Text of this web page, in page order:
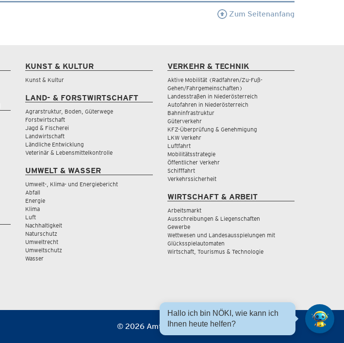
Zum Seitenanfang
KUNST & KULTUR
Kunst & Kultur
LAND- & FORSTWIRTSCHAFT
Agrarstruktur, Boden, Güterwege
Forstwirtschaft
Jagd & Fischerei
Landwirtschaft
Ländliche Entwicklung
Veterinär & Lebensmittelkontrolle
UMWELT & WASSER
Umwelt-, Klima- und Energiebericht
Abfall
Energie
Klima
Luft
Nachhaltigkeit
Naturschutz
Umweltrecht
Umweltschutz
Wasser
VERKEHR & TECHNIK
Aktive Mobilität (Radfahren/Zu-Fuß-
Gehen/Fahrgemeinschaften)
Landesstraßen in Niederösterreich
Autofahren in Niederösterreich
Bahninfrastruktur
Güterverkehr
KFZ-Überprüfung & Genehmigung
LKW Verkehr
Luftfahrt
Mobilitätsstrategie
Öffentlicher Verkehr
Schifffahrt
Verkehrssicherheit
WIRTSCHAFT & ARBEIT
Arbeitsmarkt
Ausschreibungen & Liegenschaften
Gewerbe
Wettwesen und Landesausspielungen mit
Glücksspielautomaten
Wirtschaft, Tourismus & Technologie
© 2026 Amt der NÖ Landesregierung
Hallo ich bin NÖKI, wie kann ich
Ihnen heute helfen?